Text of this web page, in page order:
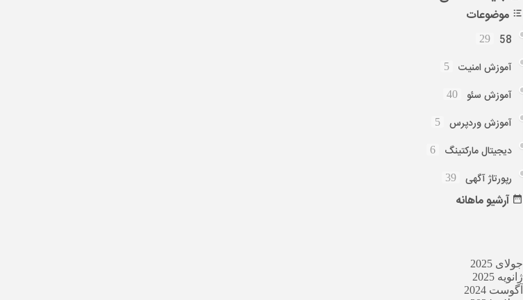
موضوعات
58
29
آموزش امنیت 5
آموزش سئو 40
آموزش وردپرس 5
دیجیتال مارکتینگ 6
رپورتاژ آگهی 39
آرشیوماهانه
جولای 2025
ژانویه 2025
آگوست 2024